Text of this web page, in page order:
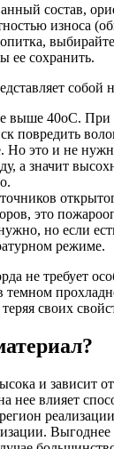
состав,
износа
ее сохранить.
собой
выше 40oС. При
повредить
это и не
а значит
это
но если
режиме.
не требует
темном
своих
и зависит
нее влияет
Выгоднее